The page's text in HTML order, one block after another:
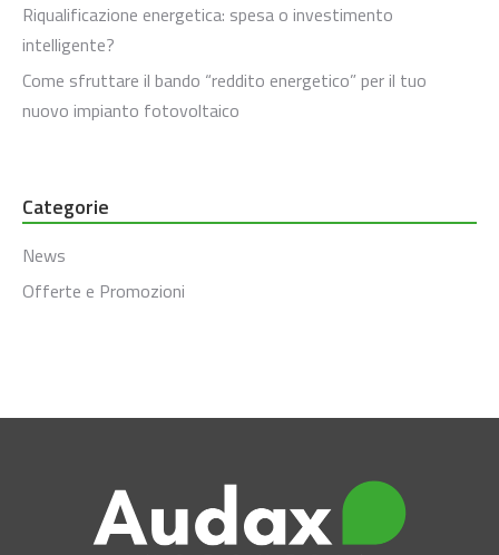
Riqualificazione energetica: spesa o investimento
intelligente?
Come sfruttare il bando “reddito energetico” per il tuo
nuovo impianto fotovoltaico
Categorie
News
Offerte e Promozioni